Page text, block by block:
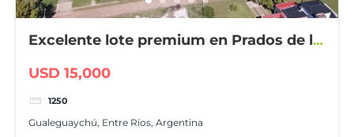
Excelente lote premium en Prados de la
USD 15,000
1250
Gualeguaychú, Entre Ríos, Argentina